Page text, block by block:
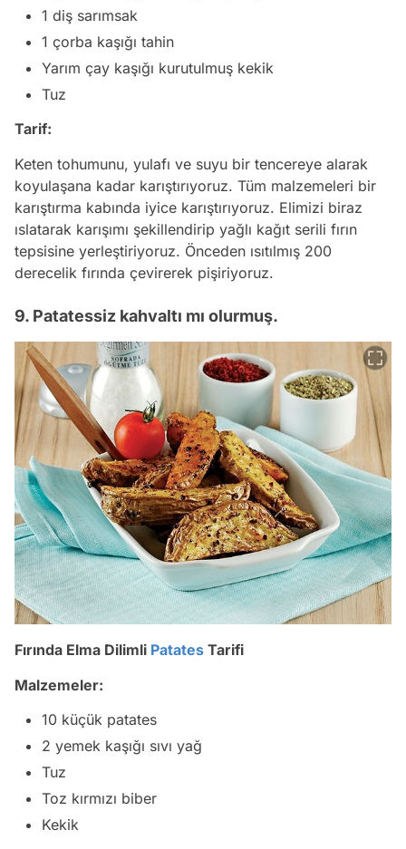
1 diş sarımsak
1 çorba kaşığı tahin
Yarım çay kaşığı kurutulmuş kekik
Tuz
Tarif:
Keten tohumunu, yulafı ve suyu bir tencereye alarak
koyulaşana kadar karıştırıyoruz. Tüm malzemeleri bir
karıştırma kabında iyice karıştırıyoruz. Elimizi biraz
ıslatarak karışımı şekillendirip yağlı kağıt serili fırın
tepsisine yerleştiriyoruz. Önceden ısıtılmış 200
derecelik fırında çevirerek pişiriyoruz.
9. Patatessiz kahvaltı mı olurmuş.
Fırında Elma Dilimli Patates Tarifi
Malzemeler:
10 küçük patates
2 yemek kaşığı sıvı yağ
Tuz
Toz kırmızı biber
Kekik